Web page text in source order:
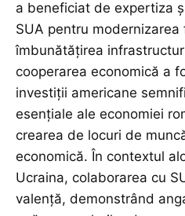
a beneficiat de expertiza
SUA pentru
îmbunătățirea
cooperarea economică a
investiții americane
esențiale ale economiei
crearea de locuri de
economică. În contextul
Ucraina, colaborarea cu
valență, demonstrând